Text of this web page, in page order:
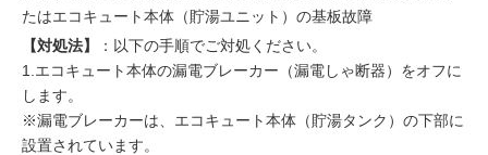
たはエコキュート本体（貯湯ユニット）の基板故障
【対処法】
：以下の手順でご対処ください。
1.エコキュート本体の漏電ブレーカー（漏電しゃ断器）をオフに
します。
※漏電ブレーカーは、エコキュート本体（貯湯タンク）の下部に
設置されています。